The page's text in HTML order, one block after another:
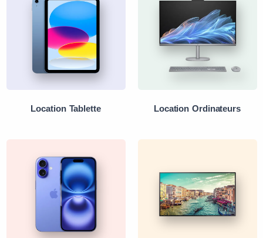
Location Tablette Location Ordinateurs